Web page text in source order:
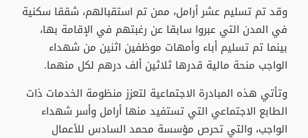
وقد تم تسليم عشر أرامل، ممن تم استقبالهم، شققا سكنية
في المدن التي عبروا سابقا عن رغبتهم في الإقامة بها،
بينما تم تسليم أباء وأمهات موظفين اثنين من شهداء
الواجب منحة مالية قدرها ثلاثين ألف درهم لكل منهما.
وتأتي هذه المبادرة الاجتماعية لتعزز منظومة الخدمات ذات
الطابع الاجتماعي التي تستفيد منها أرامل وأسر شهداء
الواجب، والتي تحرص مؤسسة محمد السادس للأعمال